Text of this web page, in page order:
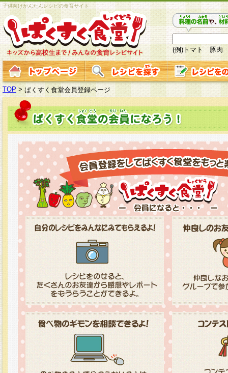
子供向けかんたんレシピの食育サイト
(例)トマト 豚肉
TOP > ぱくすく食堂会員登録ページ